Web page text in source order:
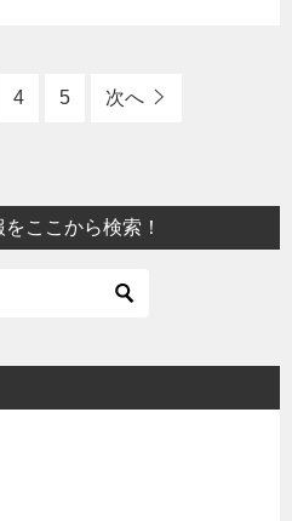
4 5 次へ
ここから検索！